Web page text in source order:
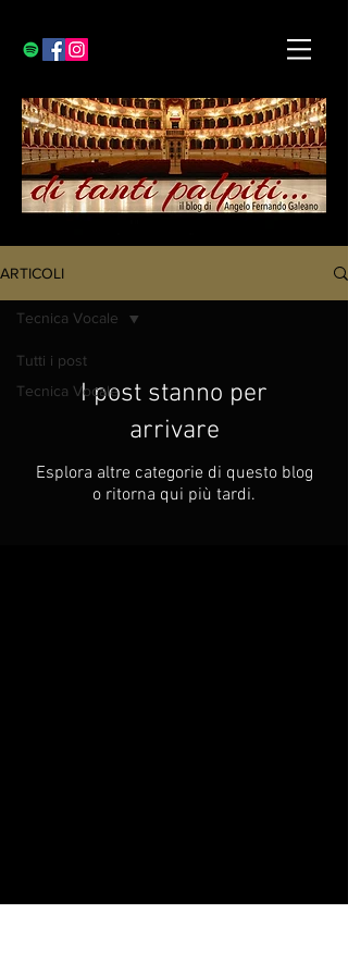
ARTICOLI
Tutti i post
Tecnica Vocale
Tecnica Vocale
I post stanno per
arrivare
Esplora altre categorie di questo blog
o ritorna qui più tardi.